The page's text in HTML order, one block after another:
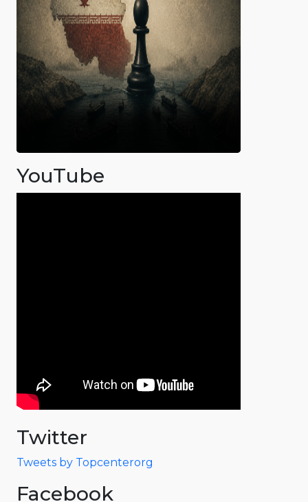
YouTube
Twitter
Tweets by Topcenterorg
Facebook